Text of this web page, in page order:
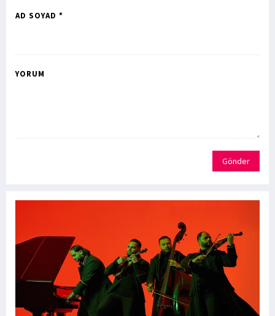
AD SOYAD *
YORUM
Gönder